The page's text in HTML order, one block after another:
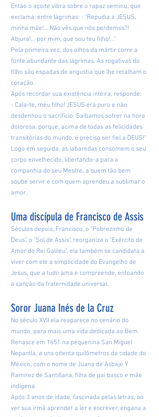
Então o açoite vibra sobre o rapaz seminu, que
exclama, entre lágrimas: - "Repudia a JESUS,
minha mãe!... Não vês que nós perdemos?!
Abjura!... por mim, que sou teu filho!..."
Pela primeira vez, dos olhos da mártir corre a
fonte abundante das lágrimas. As rogativas do
filho são espadas de angustia que lhe retalham o
coração.
Após recordar sua existência inteira, responde:
- Cala-te, meu filho! JESUS era puro e não
desdenhou o sacrifício. Saibamos sofrer na hora
dolorosa, porque, acima de todas as felicidades
transitórias do mundo, é preciso ser fiel a DEUS!"
Logo em seguida, as labaredas consomem o seu
corpo envelhecido, libertando-a para a
companhia do seu Mestre, a quem tão bem
soube servir e com quem aprendeu a sublimar o
amor.
Uma discípula de Francisco de Assis
Séculos depois, Francisco, o "Pobrezinho de
Deus", o "Sol de Assis", reorganiza o "Exército de
Amor do Rei Galileu", ela também se candidata a
viver com ele a simplicidade do Evangelho de
Jesus, que a tudo ama e compreende, entoando
a canção da fraternidade universal.
Soror Juana Inés de la Cruz
No século XVII ela reaparece no cenário do
mundo, para mais uma vida dedicada ao Bem.
Renasce em 1651 na pequenina San Miguel
Nepantla, a uns oitenta quilômetros da cidade do
México, com o nome de Juana de Asbaje Y
Ramirez de Santillana, filha de pai basco e mãe
indígena.
Após 3 anos de idade, fascinada pelas letras, ao
ver sua irmã aprender a ler e escrever, engana a